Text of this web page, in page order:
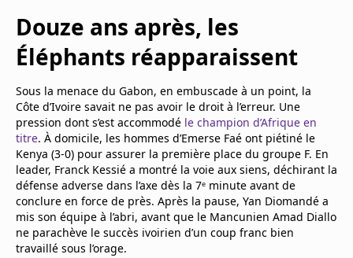
Douze ans après, les
Éléphants réapparaissent
Sous la menace du Gabon, en embuscade à un point, la
Côte d’Ivoire savait ne pas avoir le droit à l’erreur. Une
pression dont s’est accommodé le champion d’Afrique en
titre. À domicile, les hommes d’Emerse Faé ont piétiné le
Kenya (3-0) pour assurer la première place du groupe F. En
leader, Franck Kessié a montré la voie aux siens, déchirant la
défense adverse dans l’axe dès la 7ᵉ minute avant de
conclure en force de près. Après la pause, Yan Diomandé a
mis son équipe à l’abri, avant que le Mancunien Amad Diallo
ne parachève le succès ivoirien d’un coup franc bien
travaillé sous l’orage.